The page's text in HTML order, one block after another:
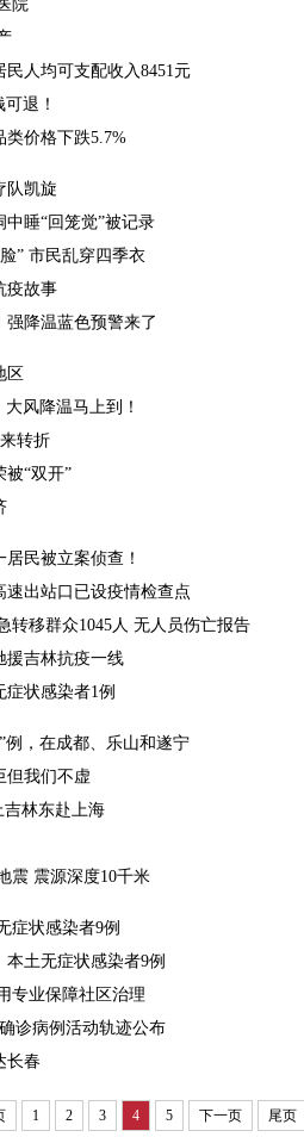
院
人均可支配收入8451元
退！
类价格下跌5.7%
队凯旋
睡“回笼觉”被记录
” 市民乱穿四季衣
疫故事
强降温蓝色预警来了
区
风降温马上到！
转折
被“双开”
民被立案侦查！
出站口已设疫情检查点
转移群众1045人 无人员伤亡报告
援吉林抗疫一线
状感染者1例
例，在成都、乐山和遂宁
但我们不虚
吉林东赴上海
震 震源深度10千米
症状感染者9例
本土无症状感染者9例
专业保障社区治理
诊病例活动轨迹公布
长春
1 2 3 4 5 下一页 尾页